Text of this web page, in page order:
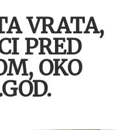
VRATA,
PRED
OKO